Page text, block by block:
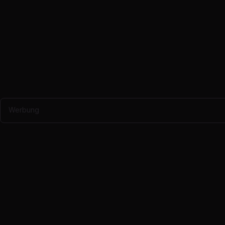
Werbung